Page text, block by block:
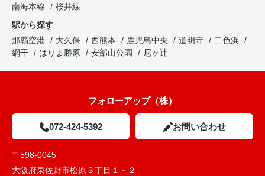
南海本線
桜井線
駅から探す
那覇空港
大久保 西熊本 鹿児島中央 道明寺
二色浜
網干
はりま勝原 安部山公園 尼ヶ辻
フォローアップ（株）
072-424-5392 お問い合わせ
〒598-0045
大阪府泉佐野市松原３丁目１－２